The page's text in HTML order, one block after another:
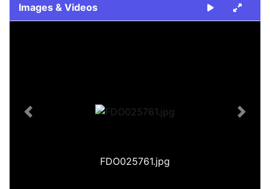
Images & Videos
FDO025761.jpg
Previous Next